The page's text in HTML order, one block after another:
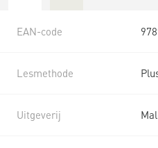
EAN-code
Lesmethode
Uitgeverij